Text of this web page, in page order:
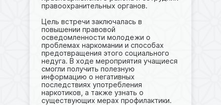
правоохранительных органов.
Цель встречи заключалась в
повышении правовой
осведомленности молодежи о
проблемах наркомании и способах
предотвращения этого социального
недуга. В ходе мероприятия учащиеся
смогли получить полезную
информацию о негативных
последствиях употребления
наркотиков, а также узнать о
существующих мерах профилактики.